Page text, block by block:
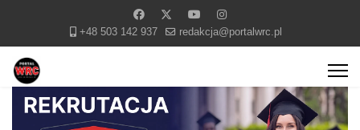
+48 503 142 937 redakcja@portalwrc.pl